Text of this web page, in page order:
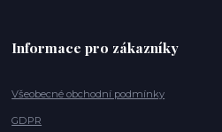
Informace pro zákazníky
Všeobecné obchodní podmínky
GDPR